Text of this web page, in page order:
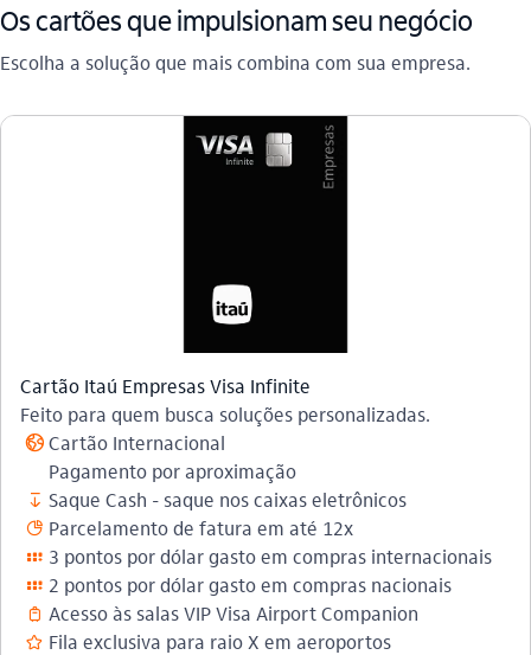
Os cartões que impulsionam seu negócio
Escolha a solução que mais combina com sua empresa.
Cartão Itaú Empresas Visa Infinite​
Feito para quem busca soluções personalizadas.
globo_outline Cartão Internacional
Pagamento por aproximação
saque Saque Cash - saque nos caixas eletrônicos
parcelamento_outline Parcelamento de fatura em até 12x
programa_de_pontos_outline 3 pontos por dólar gasto em compras internacionais
programa_de_pontos_outline 2 pontos por dólar gasto em compras nacionais
mala_outline Acesso às salas VIP Visa Airport Companion​
favorito_outline Fila exclusiva para raio X em aeroportos